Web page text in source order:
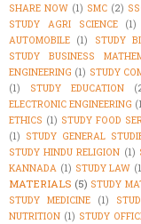
SHARE NOW (1) SMC (2)
STUDY AGRI SCIENCE
(1)
AUTOMOBILE (1) STUDY
STUDY BUSINESS
ENGINEERING (1) STUDY
(1)
STUDY EDUCATION
ELECTRONIC ENGINEERING
ETHICS (1) STUDY FOOD
(1) STUDY GENERAL
STUDY HINDU RELIGION (1)
KANNADA (1) STUDY LAW
MATERIALS (5) STUDY
STUDY MEDICINE
(1)
NUTRITION (1) STUDY